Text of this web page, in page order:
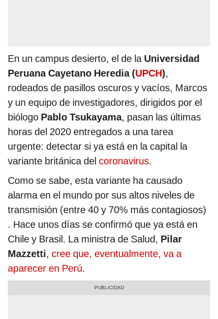
En un campus desierto, el de la Universidad
Peruana Cayetano Heredia (UPCH),
rodeados de pasillos oscuros y vacíos, Marcos
y un equipo de investigadores, dirigidos por el
biólogo Pablo Tsukayama, pasan las últimas
horas del 2020 entregados a una tarea
urgente: detectar si ya está en la capital la
variante británica del coronavirus.
Como se sabe, esta variante ha causado
alarma en el mundo por sus altos niveles de
transmisión (entre 40 y 70% más contagiosos)
. Hace unos días se confirmó que ya está en
Chile y Brasil. La ministra de Salud, Pilar
Mazzetti, cree que, eventualmente, va a
aparecer en Perú.